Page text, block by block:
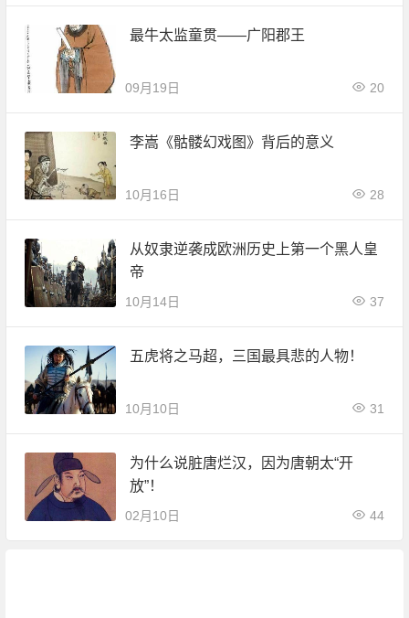
最牛太监童贯——广阳郡王
09月19日 20
李嵩《骷髅幻戏图》背后的意义
10月16日 28
从奴隶逆袭成欧洲历史上第一个黑人皇
帝
10月14日 37
五虎将之马超，三国最具悲的人物！
10月10日 31
为什么说脏唐烂汉，因为唐朝太“开
放”！
02月10日 44